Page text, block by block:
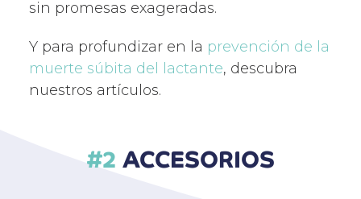
sin promesas exageradas.
Y para profundizar en la prevención de la
muerte súbita del lactante, descubra
nuestros artículos.
ACCESORIOS